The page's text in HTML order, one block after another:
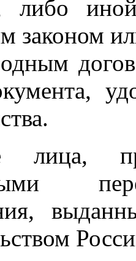
либо
законом
лица,